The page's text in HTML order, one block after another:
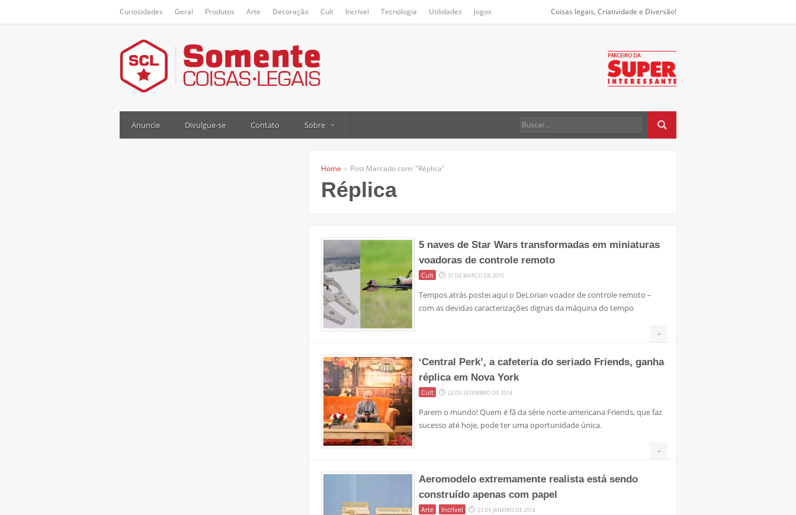
Curiosidades Geral Produtos Arte Decoração Cult Incrível Tecnologia Utilidades Jogos Coisas legais, Criatividade e Diversão!
Anuncie Divulgue-se Contato Sobre
Home Post Marcado com: "Réplica"
Réplica
5 naves de Star Wars transformadas em miniaturas
voadoras de controle remoto
Cult 31 DE MARÇO DE 2015
Tempos atrás postei aqui o DeLorian voador de controle remoto –
com as devidas caracterizações dignas da máquina do tempo
+
‘Central Perk’, a cafeteria do seriado Friends, ganha
réplica em Nova York
Cult 22 DE SETEMBRO DE 2014
Parem o mundo! Quem é fã da série norte-americana Friends, que faz
sucesso até hoje, pode ter uma oportunidade única.
+
Aeromodelo extremamente realista está sendo
construído apenas com papel
Arte Incrível 23 DE JANEIRO DE 2014